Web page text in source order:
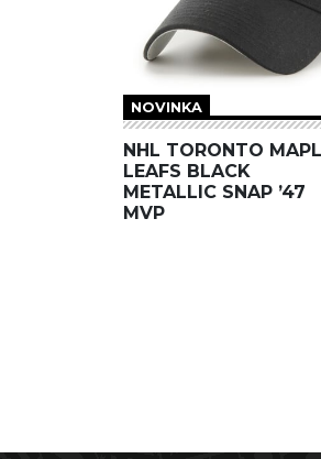
NOVINKA
NHL TORONTO
LEAFS BLACK
METALLIC SNAP ’47
MVP